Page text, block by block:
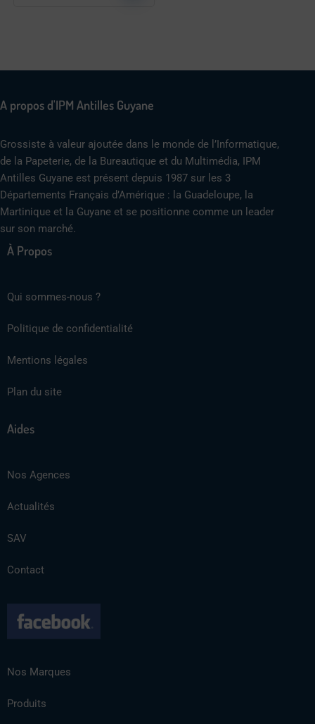
A propos d'IPM Antilles Guyane
Grossiste à valeur ajoutée dans le monde de l’Informatique,
de la Papeterie, de la Bureautique et du Multimédia, IPM
Antilles Guyane est présent depuis 1987 sur les 3
Départements Français d’Amérique : la Guadeloupe, la
Martinique et la Guyane et se positionne comme un leader
sur son marché.
À Propos
Qui sommes-nous ?
Politique de confidentialité
Mentions légales
Plan du site
Aides
Nos Agences
Actualités
SAV
Contact
Nos Marques
Produits